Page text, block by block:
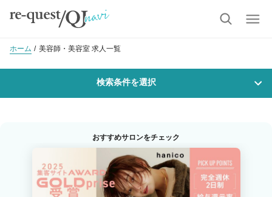
ホーム 美容師・美容室 求人一覧
検索条件を選択
沿線・駅を選択 市区町村を選択
おすすめサロンをチェック